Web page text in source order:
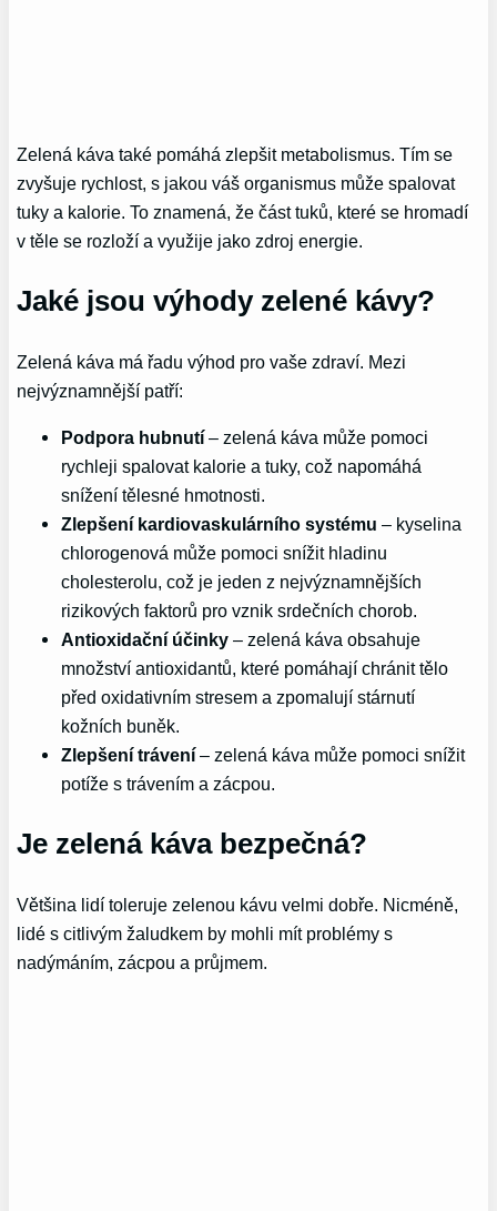
Zelená káva také pomáhá zlepšit metabolismus. Tím se
zvyšuje rychlost, s jakou váš organismus může spalovat
tuky a kalorie. To znamená, že část tuků, které se hromadí
v těle se rozloží a využije jako zdroj energie.
Jaké jsou výhody zelené kávy?
Zelená káva má řadu výhod pro vaše zdraví. Mezi
nejvýznamnější patří:
Podpora hubnutí – zelená káva může pomoci
rychleji spalovat kalorie a tuky, což napomáhá
snížení tělesné hmotnosti.
Zlepšení kardiovaskulárního systému – kyselina
chlorogenová může pomoci snížit hladinu
cholesterolu, což je jeden z nejvýznamnějších
rizikových faktorů pro vznik srdečních chorob.
Antioxidační účinky – zelená káva obsahuje
množství antioxidantů, které pomáhají chránit tělo
před oxidativním stresem a zpomalují stárnutí
kožních buněk.
Zlepšení trávení – zelená káva může pomoci snížit
potíže s trávením a zácpou.
Je zelená káva bezpečná?
Většina lidí toleruje zelenou kávu velmi dobře. Nicméně,
lidé s citlivým žaludkem by mohli mít problémy s
nadýmáním, zácpou a průjmem.